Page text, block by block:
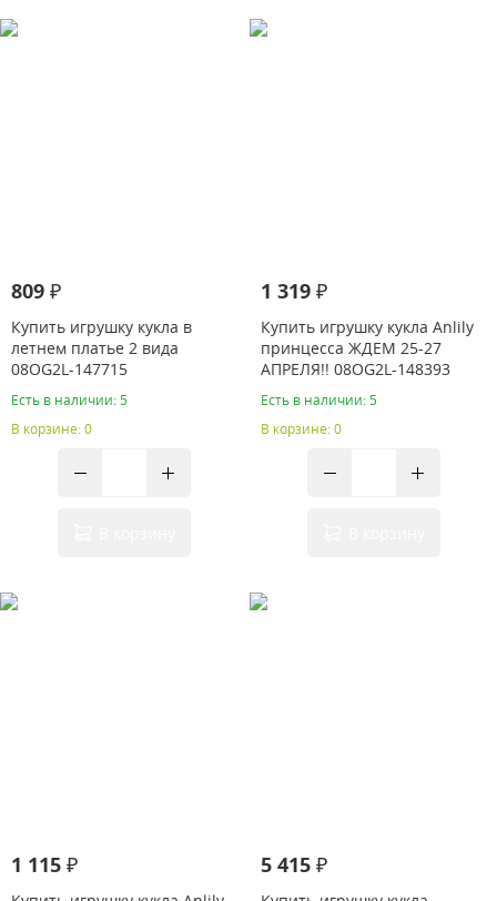
809 ₽
Купить игрушку кукла в
летнем платье 2 вида
08OG2L-147715
Есть в наличии: 5
В корзине: 0
1 319 ₽
Купить игрушку кукла Anlily
принцесса ЖДЕМ 25-27
АПРЕЛЯ!! 08OG2L-148393
Есть в наличии: 5
В корзине: 0
1 115 ₽ 5 415 ₽